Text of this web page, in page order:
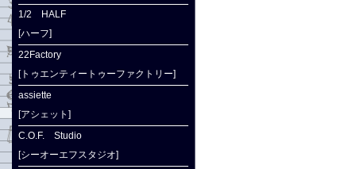
1/2 HALF
[ハーフ]
22Factory
[トゥエンティートゥーファクトリー]
assiette
[アシェット]
C.O.F. Studio
[シーオーエフスタジオ]